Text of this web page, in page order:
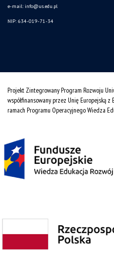
e-mail: info@us.edu.pl
NIP: 634-019-71-34
Projekt Zintegrowany Program Rozwoju
współfinansowany przez Unię Europejską
ramach Programu Operacyjnego Wiedza